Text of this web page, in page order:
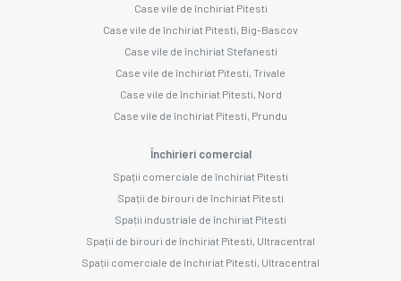
Case vile de închiriat Pitesti
Case vile de închiriat Pitesti, Big-Bascov
Case vile de închiriat Stefanesti
Case vile de închiriat Pitesti, Trivale
Case vile de închiriat Pitesti, Nord
Case vile de închiriat Pitesti, Prundu
Închirieri comercial
Spații comerciale de închiriat Pitesti
Spații de birouri de închiriat Pitesti
Spații industriale de închiriat Pitesti
Spații de birouri de închiriat Pitesti, Ultracentral
Spații comerciale de închiriat Pitesti, Ultracentral